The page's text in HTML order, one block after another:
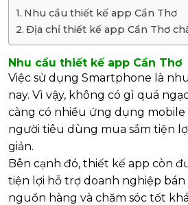
Nhu cầu thiết kế app Cần Thơ
Địa chỉ thiết kế app Cần Thơ
Nhu cầu thiết kế app Cần Thơ
Việc sử dụng Smartphone là
nay. Vì vậy, không có gì quá
càng có nhiều ứng dụng mobile
người tiêu dùng mua sắm tiện
giản.
Bên cạnh đó, thiết kế app còn
tiện lợi hỗ trợ doanh nghiệp
nguồn hàng và chăm sóc tốt